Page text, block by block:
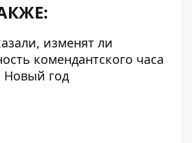
изменят ли
комендантского часа
Новый год